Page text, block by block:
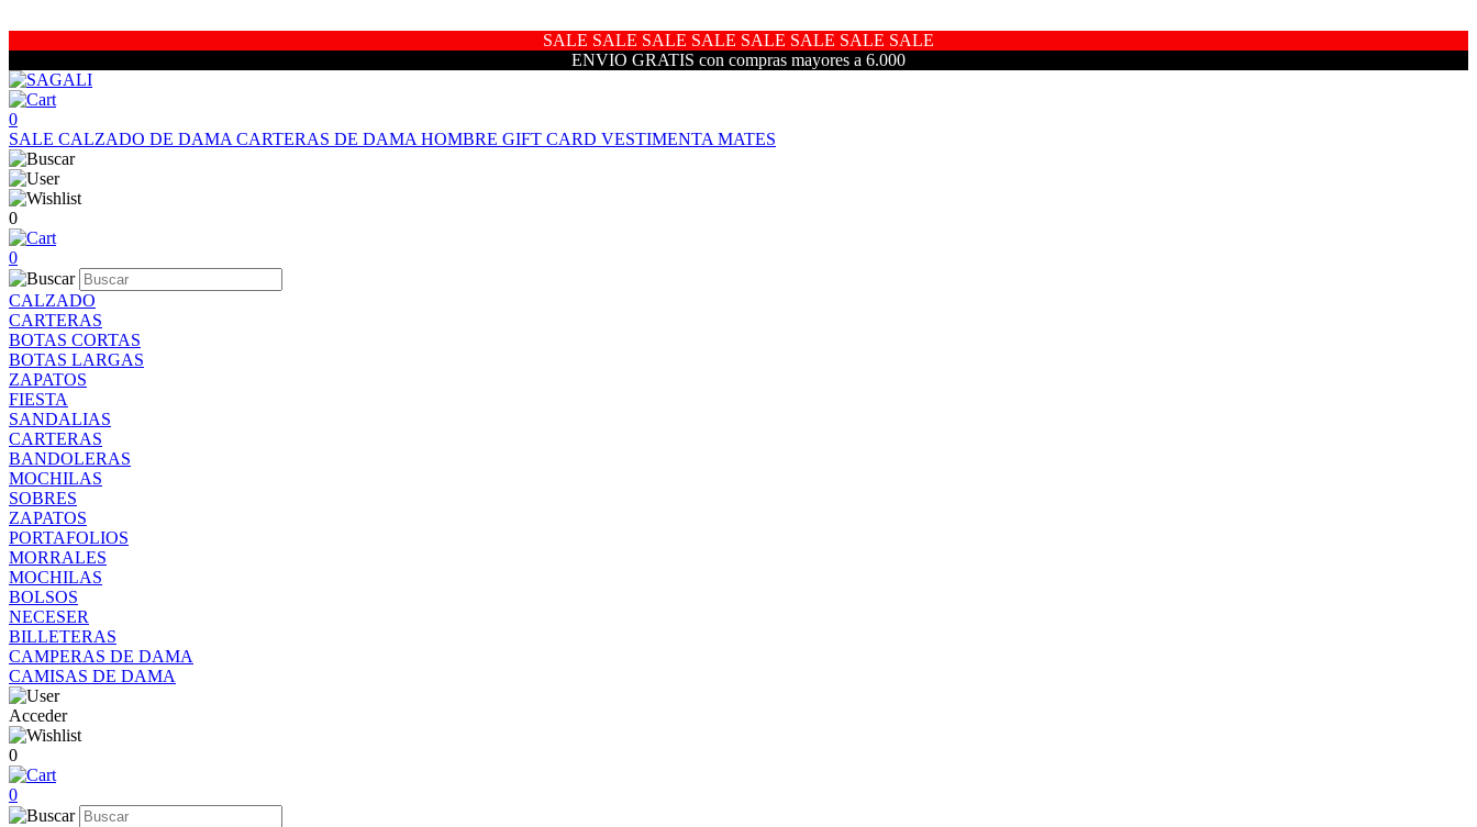
SALE SALE SALE SALE SALE SALE SALE SALE
ENVIO GRATIS con compras mayores a 6.000
0
SALE CALZADO DE DAMA CARTERAS DE DAMA HOMBRE GIFT CARD VESTIMENTA MATES
0
0
CALZADO
CARTERAS
BOTAS CORTAS
BOTAS LARGAS
ZAPATOS
FIESTA
SANDALIAS
CARTERAS
BANDOLERAS
MOCHILAS
SOBRES
ZAPATOS
PORTAFOLIOS
MORRALES
MOCHILAS
BOLSOS
NECESER
BILLETERAS
CAMPERAS DE DAMA
CAMISAS DE DAMA
Acceder
0
0